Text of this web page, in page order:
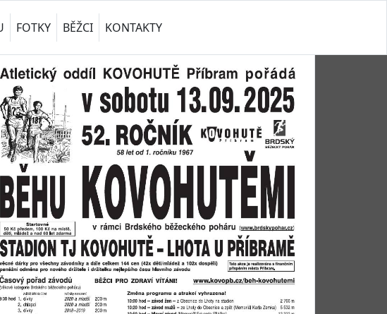
FOTKY BĚŽCI KONTAKTY